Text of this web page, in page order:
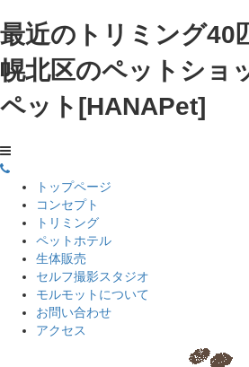
最近のトリミング40
幌北区のペットショ
ペット[HANAPet]
トップページ
コンセプト
トリミング
ペットホテル
生体販売
セルフ撮影スタジオ
モルモットについて
お問い合わせ
アクセス